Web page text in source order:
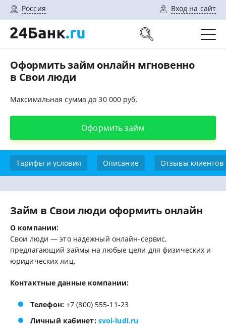
Россия Вход на сайт
Оформить займ онлайн мгновенно
в Свои люди
Максимальная сумма до 30 000 руб.
Оформить займ
Тарифы и условия Описание Отзывы клиентов
Займ в Свои люди оформить онлайн
О компании:
Свои люди — это надежный онлайн-сервис,
предлагающий займы на любые цели для физических и
юридических лиц.
Контактные данные компании:
Телефон:+7 (800) 555-11-23
Личный кабинет: svoi-ludi.ru